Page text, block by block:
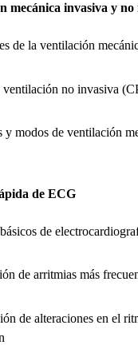
mecánica invasiva y no
de la ventilación
ventilación no invasiva
y modos de ventilación
de ECG
de
de arritmias más
de alteraciones en el